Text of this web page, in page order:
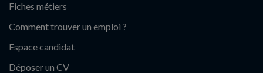
Fiches métiers
Comment trouver un emploi ?
Espace candidat
Déposer un CV